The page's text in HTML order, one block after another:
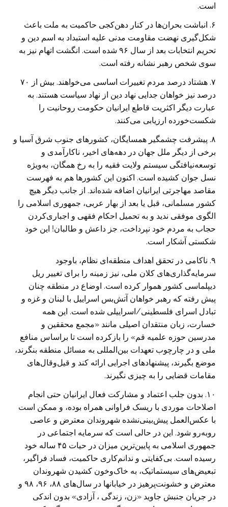
است.
۶. انباشت بحران‌ها در کنار دهن‌کجی حاکمیت به ملت باعث
شکل‌گیری نهضت مقاومت مدنی علیه استبداد به اسم دین و
تحریم انتخابات بعد از سال ۹۶ شده است. انگشت اتهام نیز به
سوی شخص رهبر نشانه رفته است.
۷. هشتاد درصد مردم تغییرات اساسی می‌خواهند. بیش از ۷۰
درصد نیز خواهان جدایی نهاد دین از نهاد سیاست هستند. به
عبارت دیگر اکثریت قاطع ایرانیان حکومت روحانیت را
شکست‌خورده ارزیابی می‌کنند.
۸. پیشرفت چشمگیر همسایگان، کشورهای جنوب شرق آسیا و
برخی از دیگر ملل جهان در دهه‌های اخیر، ناکارآمدی و
توسعه‌نیافتگی سیستم ولایت فقیه را به رخ همگان، به‌ویژه
نسل جوان کشیده است. اکنون این کشورها هم به فهرست
مقاصد مهاجرتی ایرانیان اضافه شده‌اند. از جانب دیگر هیچ
کشور مسلمانی، قبل یا بعد از بهار عربی، جمهوری اسلامی را
الگوی موفقی ندید و به تحمیل احکام فقهی و اجباری‌کردن
حجاب به مردم خود نپرداخت، جز داعش و طالبان! این خود
شکستی آشکار است.
۹. ناکامی در تحقق اهداف منطقه‌ای نظام، باوجود
سرمایه‌گذاری‌های کلان ملی، نیز زمینه را برای تغییر ریل
دیپلماسی کشور هموار کرده است. اوضاع در منطقه چنان
پیش رفته که رهبر خواهان آتش‌بس اسراییل با لبنان و غزه و
تبادل اسرای فلسطینی/اسراییلی شده است. این همه
خسارت، زبان منتقدان اصیلی مانند «مجمع محققین و
مدرسین حوزه علمیه قم» را بازکرده است تا براساس منافع
ملی و در چارچوب تعهدات بین‌المللی به مسائل منطقه بنگرند،
موضع بگیرند، پیشنهادهای اجرایی ارائه کند و قیل‌وقال‌های
مقامات قضایی را به چیزی نگیرند.
۱۰. بدون جلب اعتماد و مشارکت فعال ایرانیان حتی انجام
اصلاحات موردی با ریسک فراوانی همراه بوده، و ممکن است
با عکس‌العمل پیش‌بینی‌نشده شهروندان معترض و عاصی
روبه‌رو شود. این در حالی است که سرمایه اجتماعی در
جمهوری اسلامی به پایین‌ترین میزان در حیات ۴۵ ساله خود
رسیده است. بی‌کفایتی و ندانم‌کاری حاکمیت، فساد فراگیر،
تبعیض‌های سیستماتیک، به خاک‌وخون کشیدن شهروندان
معترض و خشونت‌پرهیز در خیابانها در سال‌های ۸۸، ۹۶، ۹۸ و
در جریان جنبش جاوید «زن، زندگی ، آزادی» بدون اندکی